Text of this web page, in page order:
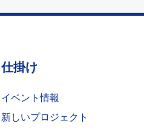
仕掛け
イベント情報
新しいプロジェクト